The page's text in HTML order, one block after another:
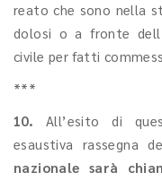
reato che sono nella
dolosi o a fronte
civile per fatti
***
10. All’esito di
esaustiva rassegna
nazionale sarà